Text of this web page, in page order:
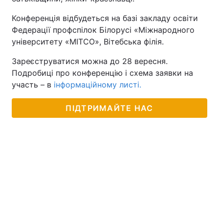
Конференція відбудеться на базі закладу освіти
Федерації профспілок Білорусі «Міжнародного
університету «МІТСО», Вітебська філія.
Зареєструватися можна до 28 вересня.
Подробиці про конференцію і схема заявки на
участь – в інформаційному листі.
ПІДТРИМАЙТЕ НАС